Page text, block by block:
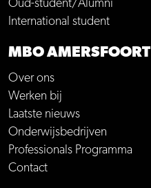
Oud-student/Alumni
International student
MBO AMERSFOORT
Over ons
Werken bij
Laatste nieuws
Onderwijsbedrijven
Professionals Programma
Contact